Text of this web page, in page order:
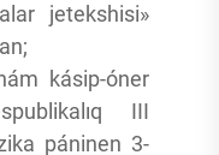
jetekshisi»
kásip-óner
III
páninen 3-